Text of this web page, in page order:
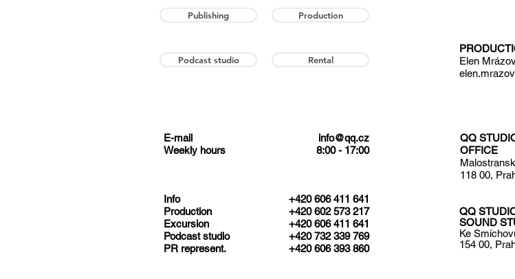
Publishing Production
Podcast studio Rental
Elen
E-mail
Weekly hours
info@qq.cz
8:00 - 17:00
​Info
Production
Excursion
Podcast studio
PR represent.
+420 606 411 641
+420 602 573 217
+420 606 411 641
+420 732 339 769
+420 606 393 860​
QQ
OFFICE
118 00,
QQ
SOUND
Ke
154 00,